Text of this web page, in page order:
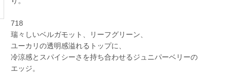
718
瑞々しいベルガモット、リーフグリーン、
ユーカリの透明感溢れるトップに、
冷涼感とスパイシーさを持ち合わせるジュニパーベリーの
エッジ。